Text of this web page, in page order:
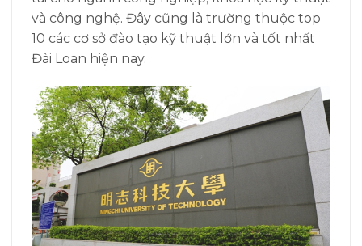
và công nghệ. Đây cũng là trường thuộc top
10 các cơ sở đào tạo kỹ thuật lớn và tốt nhất
Đài Loan hiện nay.